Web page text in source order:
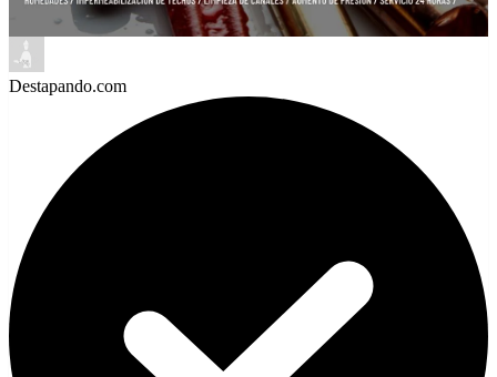
Destapando.com